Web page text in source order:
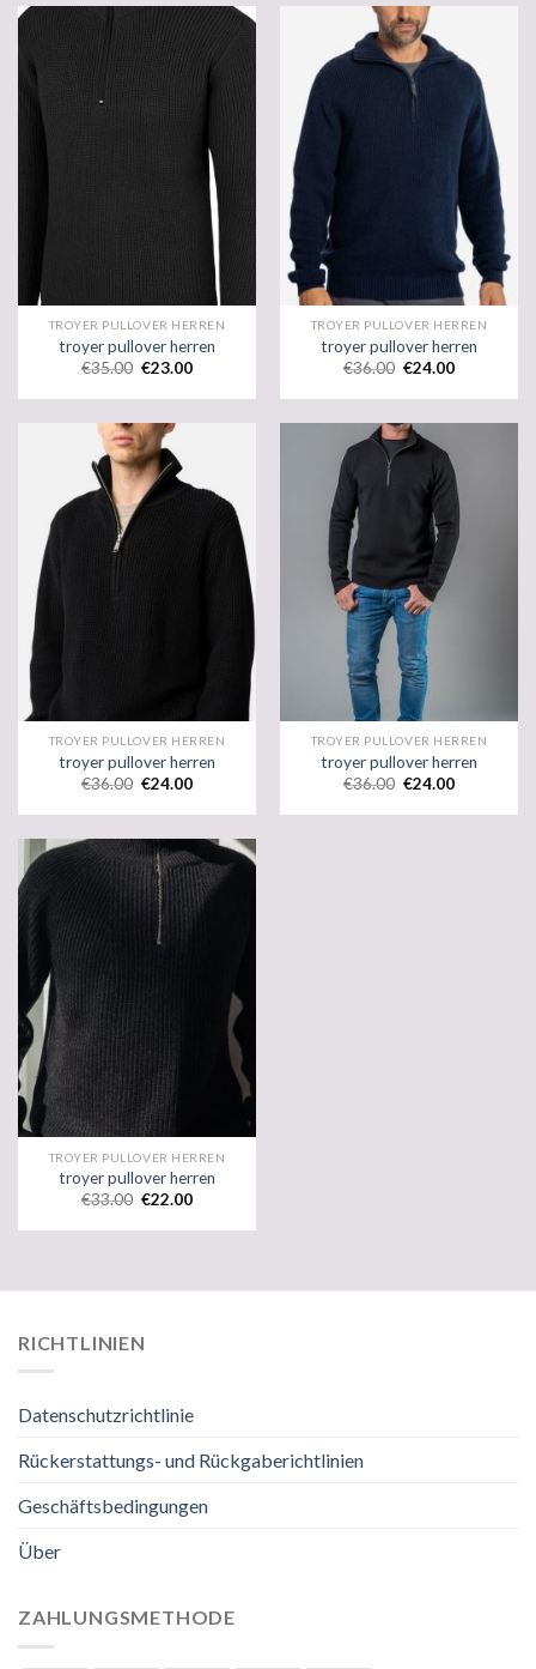
TROYER PULLOVER HERREN
troyer pullover herren
€35.00 €23.00
TROYER PULLOVER HERREN
troyer pullover herren
€36.00 €24.00
TROYER PULLOVER HERREN
troyer pullover herren
€36.00 €24.00
TROYER PULLOVER HERREN
troyer pullover herren
€36.00 €24.00
TROYER PULLOVER HERREN
troyer pullover herren
€33.00 €22.00
RICHTLINIEN
Datenschutzrichtlinie
Rückerstattungs- und Rückgaberichtlinien
Geschäftsbedingungen
Über
ZAHLUNGSMETHODE